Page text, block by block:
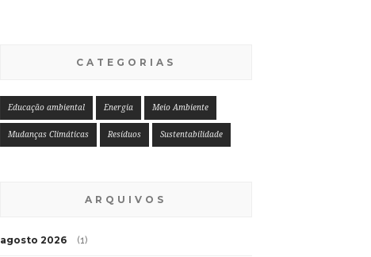
CATEGORIAS
Educação ambiental Energia Meio Ambiente
Mudanças Climáticas Resíduos Sustentabilidade
ARQUIVOS
agosto 2026 (1)